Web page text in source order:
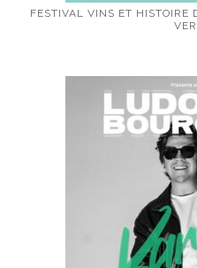
FESTIVAL VINS ET HISTOIRE